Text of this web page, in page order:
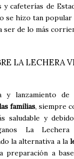
y cafeterías de
se hizo tan popular
ser de lo más
LA LECHERA
y lanzamiento de
familias, siempre
saludable y
La
la alternativa a la
preparación a